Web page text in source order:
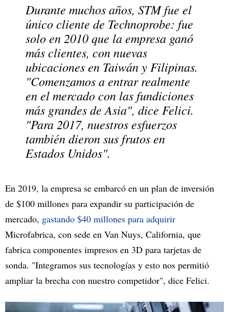
Durante muchos años, STM fue el
único cliente de Technoprobe: fue
solo en 2010 que la empresa ganó
más clientes, con nuevas
ubicaciones en Taiwán y Filipinas.
"Comenzamos a entrar realmente
en el mercado con las fundiciones
más grandes de Asia", dice Felici.
"Para 2017, nuestros esfuerzos
también dieron sus frutos en
Estados Unidos".
En 2019, la empresa se embarcó en un plan de inversión
de $100 millones para expandir su participación de
mercado, gastando $40 millones para adquirir
Microfabrica, con sede en Van Nuys, California, que
fabrica componentes impresos en 3D para tarjetas de
sonda. "Integramos sus tecnologías y esto nos permitió
ampliar la brecha con nuestro competidor", dice Felici.